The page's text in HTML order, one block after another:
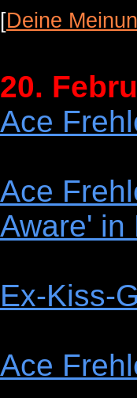
[Deine
20.
Ace
Ace
Aware' in
Ex-Kiss-
Ace